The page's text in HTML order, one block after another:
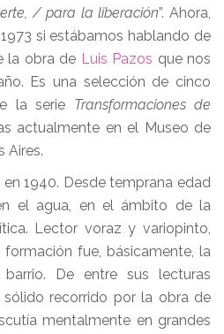
/ para la liberación”. Ahora,
si estábamos hablando de
la obra de Luis Pazos que nos
Es una selección de cinco
la serie Transformaciones de
actualmente en el Museo de
Aires.
1940. Desde temprana edad
el agua, en el ámbito de la
Lector voraz y variopinto,
fue, básicamente, la
De entre sus lecturas
sólido recorrido por la obra de
mentalmente en grandes